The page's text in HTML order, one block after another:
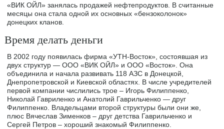
«ВИК ОЙЛ» занялась продажей нефтепродуктов. В считанные
месяцы она стала одной их основных «бензоколонок»
донецких кланов.
Время делать деньги
В 2002 году появилась фирма «УТН-Восток», состоявшая из
двух структур — ООО «ВИК ОЙЛ» и ООО «Восток». Она
объединила и начала развивать 118 АЗС в Донецкой,
Днепропетровской и Киевской областях. В числе учредителей
первой компании числились трое – Игорь Филиппенко,
Николай Гавриленко и Анатолий Гаврильченко — друг
Филиппенко. Владельцами второй структуры были они же,
плюс Вячеслав Зименков – друг детства Гаврильченко и
Сергей Петров – хороший знакомый Филиппенко.